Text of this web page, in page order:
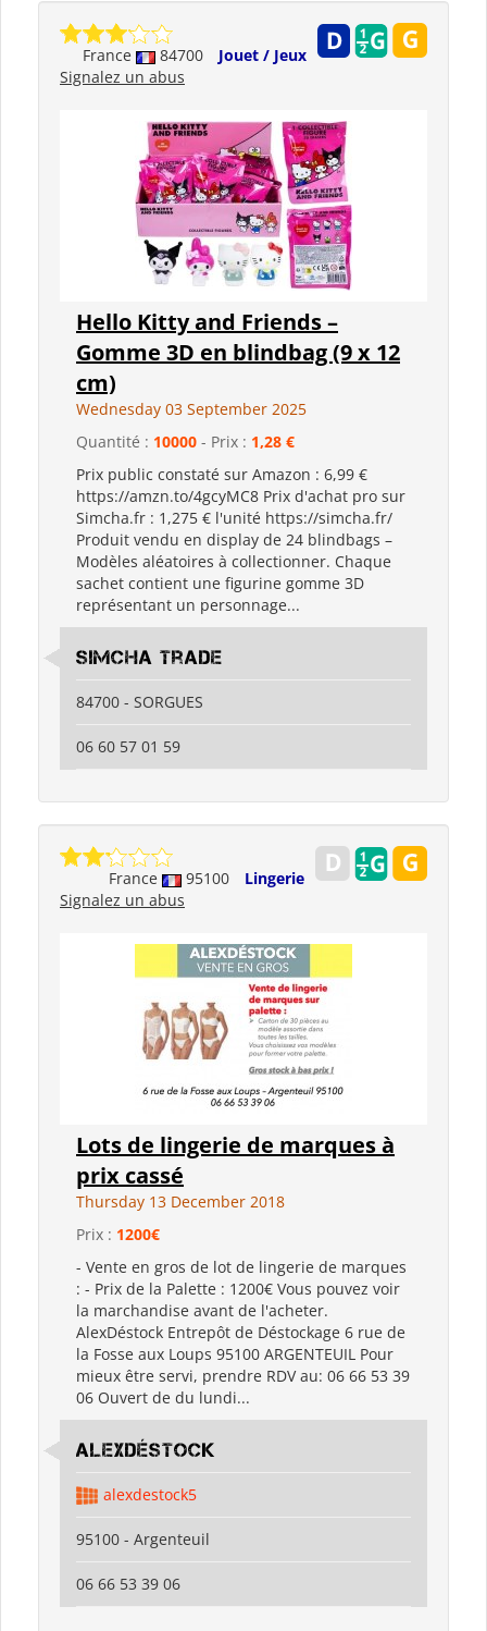
France 84700
Jouet / Jeux
Signalez un abus
Hello Kitty and Friends –
Gomme 3D en blindbag (9 x 12
cm)
Wednesday 03 September 2025
Quantité : 10000 - Prix : 1,28 €
Prix public constaté sur Amazon : 6,99 €
https://amzn.to/4gcyMC8 Prix d'achat pro sur
Simcha.fr : 1,275 € l'unité https://simcha.fr/
Produit vendu en display de 24 blindbags –
Modèles aléatoires à collectionner. Chaque
sachet contient une figurine gomme 3D
représentant un personnage...
Simcha Trade
84700 - SORGUES
06 60 57 01 59
France 95100
Lingerie
Signalez un abus
Lots de lingerie de marques à
prix cassé
Thursday 13 December 2018
Prix : 1200€
- Vente en gros de lot de lingerie de marques
: - Prix de la Palette : 1200€ Vous pouvez voir
la marchandise avant de l'acheter.
AlexDéstock Entrepôt de Déstockage 6 rue de
la Fosse aux Loups 95100 ARGENTEUIL Pour
mieux être servi, prendre RDV au: 06 66 53 39
06 Ouvert de du lundi...
Alexdéstock
alexdestock5
95100 - Argenteuil
06 66 53 39 06